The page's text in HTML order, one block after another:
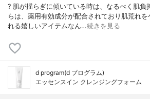
? 肌が揺らぎに傾いている時は、なるべく肌負
らは、薬用有効成分が配合されており肌荒れを
れる嬉しいアイテムなん…続きを見る
d program(d プログラム)
エッセンスイン クレンジングフォーム